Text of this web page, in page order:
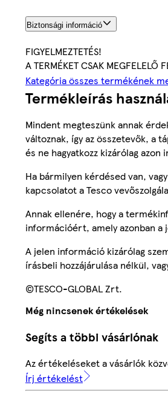
Biztonsági információ
FIGYELMEZTETÉS!
A TERMÉKET CSAK MEGFELELŐ
Kategória összes termékének
Termékleírás
Mindent megteszünk annak
változnak, így az összetevők, a
és ne hagyatkozz kizárólag
Ha bármilyen kérdésed van,
kapcsolatot a Tesco
Annak ellenére, hogy a
információért, amely azonban
A jelen információ kizárólag
írásbeli hozzájárulása nélkül,
©TESCO-GLOBAL Zrt.
Még nincsenek értékelések
Segíts a többi vásárlónak
Az értékeléseket a vásárlók
Írj értékelést